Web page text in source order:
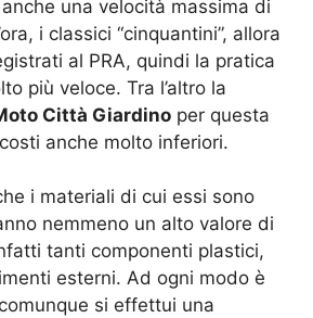
una velocità massima di
i classici “cinquantini”, allora
al PRA, quindi la pratica
più veloce. Tra l’altro la
Città Giardino per questa
anche molto inferiori.
i materiali di cui essi sono
nemmeno un alto valore di
tanti componenti plastici,
esterni. Ad ogni modo è
si effettui una